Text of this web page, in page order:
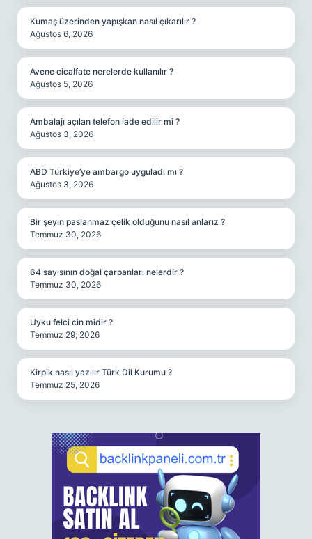
Kumaş üzerinden yapışkan nasıl çıkarılır ?
Ağustos 6, 2026
Avene cicalfate nerelerde kullanılır ?
Ağustos 5, 2026
Ambalajı açılan telefon iade edilir mi ?
Ağustos 3, 2026
ABD Türkiye’ye ambargo uyguladı mı ?
Ağustos 3, 2026
Bir şeyin paslanmaz çelik olduğunu nasıl anlarız ?
Temmuz 30, 2026
64 sayısının doğal çarpanları nelerdir ?
Temmuz 30, 2026
Uyku felci cin midir ?
Temmuz 29, 2026
Kirpik nasıl yazılır Türk Dil Kurumu ?
Temmuz 25, 2026